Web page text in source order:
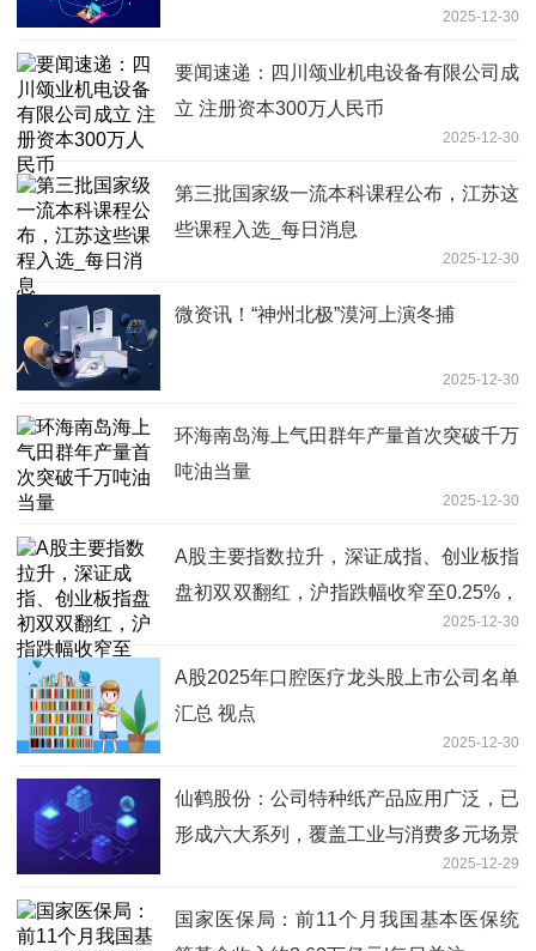
2025-12-30
要闻速递：四川颂业机电设备有限公司成
立 注册资本300万人民币
2025-12-30
第三批国家级一流本科课程公布，江苏这
些课程入选_每日消息
2025-12-30
微资讯！“神州北极”漠河上演冬捕
2025-12-30
环海南岛海上气田群年产量首次突破千万
吨油当量
2025-12-30
A股主要指数拉升，深证成指、创业板指
盘初双双翻红，沪指跌幅收窄至0.25%，
2025-12-30
A股2025年口腔医疗龙头股上市公司名单
汇总 视点
2025-12-30
仙鹤股份：公司特种纸产品应用广泛，已
形成六大系列，覆盖工业与消费多元场景
2025-12-29
国家医保局：前11个月我国基本医保统